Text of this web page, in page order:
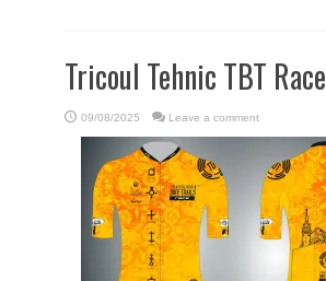
Tricoul Tehnic TBT Race
09/08/2025 Leave a comment